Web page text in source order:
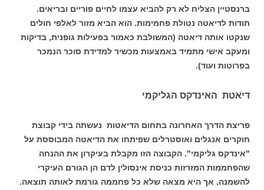
ברנסטיין הצליח לא רק להביא עצמו לחיים פוריים ובריאים.
תודות לדיאטה נטולת פחמימות. הוא הביא מזור לאלפי חולים
שנקטו אותה דיאטה (המשולבת כאמור בפעילות גופנית, בדיקות
ומעקב אישי מתמיד באמצעות מכשיר למדידת סוכר הנמכר
בפרוטות ועוד).
דיאטת האינדקס הגליקמי
פריצת הדרך האחרונה בתחום הדיאטות נעשתה בידי קבוצת
חוקרים אנגלים ואוסטרלים שפיתחו את הדיאטה המבוססת על
"אינדקס גליקמי". הקבוצה הזו מקבלת בעיקרון את ההנחה
שהפחממות המזרזות כניסת אינסולין לדם הן הגורם העיקרי
להשמנה, אך היא מצאה שלא כל פחממה גורמת לאותה תוצאה.